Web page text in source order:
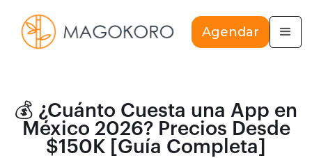
Agendar
💰 ¿Cuánto Cuesta una App en
México 2026? Precios Desde
$150K [Guía Completa]